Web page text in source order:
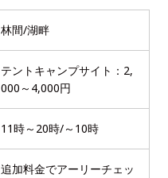
林間/湖畔
テントキャンプサイト：2,
000～4,000円
11時～20時/～10時
追加料金でアーリーチェッ